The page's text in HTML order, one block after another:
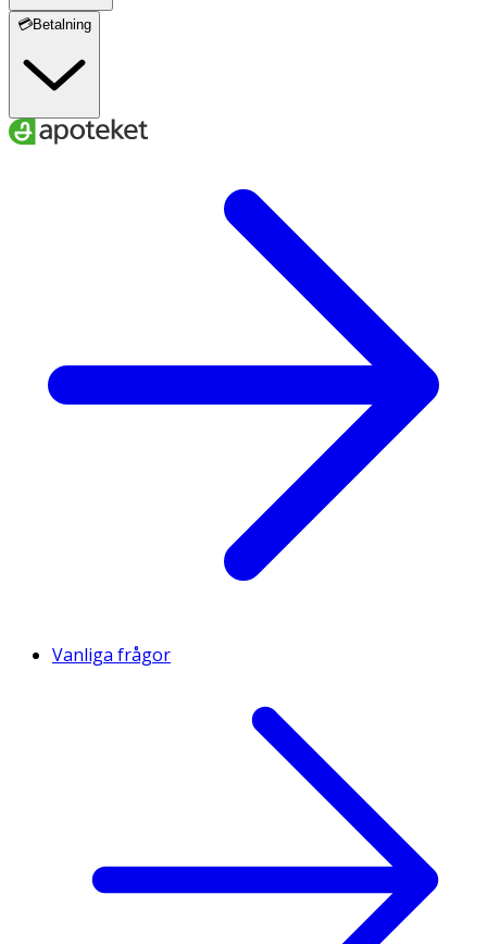
💳Betalning
Vanliga frågor